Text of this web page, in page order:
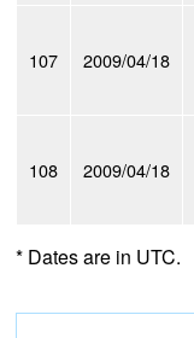
107 2009/04/18
108 2009/04/18
* Dates are in UTC.